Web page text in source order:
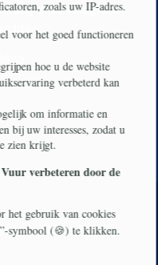
onze Telegram-
Cookieverklaring